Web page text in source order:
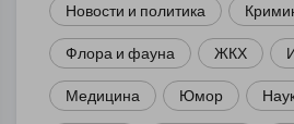
Новости и политика
Флора и фауна ЖКХ
Медицина Юмор